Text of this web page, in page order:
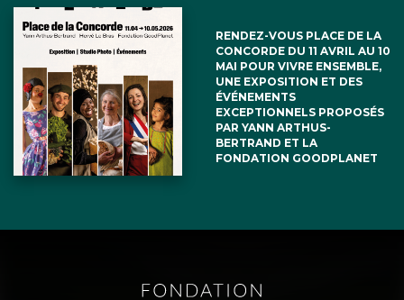
RENDEZ-VOUS PLACE DE LA
CONCORDE DU 11 AVRIL AU 10
MAI POUR VIVRE ENSEMBLE,
UNE EXPOSITION ET DES
ÉVÉNEMENTS
EXCEPTIONNELS PROPOSÉS
PAR YANN ARTHUS-
BERTRAND ET LA
FONDATION GOODPLANET